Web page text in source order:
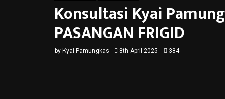
Konsultasi Kyai
PASANGAN FRIGID
by Kyai Pamungkas 8th April 2025 384